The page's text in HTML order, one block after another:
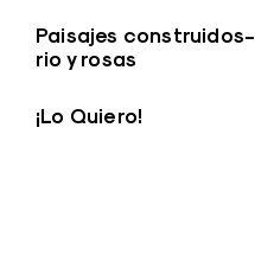
Paisajes construidos-
rio y rosas
¡Lo Quiero!